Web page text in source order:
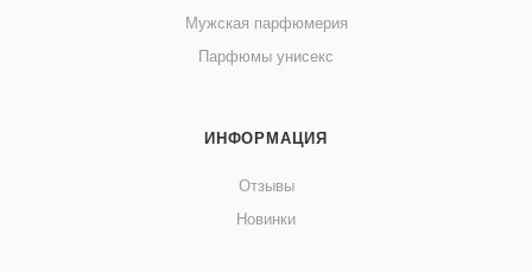
Мужская парфюмерия
Парфюмы унисекс
ИНФОРМАЦИЯ
Отзывы
Новинки